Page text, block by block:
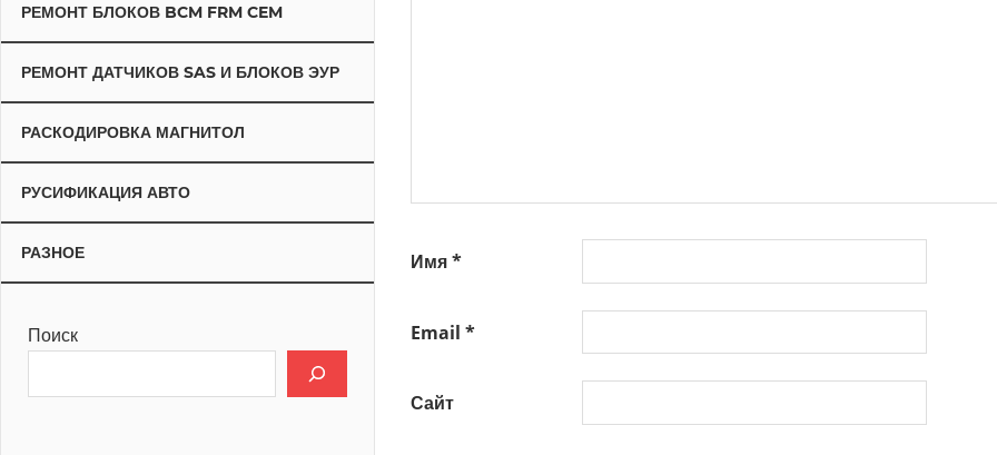
Имя*
Email *
Сайт
РЕМОНТ БЛОКОВ BCM FRM CEM
РЕМОНТ ДАТЧИКОВ SAS И БЛОКОВ ЭУР
РАСКОДИРОВКА МАГНИТОЛ
РУСИФИКАЦИЯ АВТО
РАЗНОЕ
Поиск